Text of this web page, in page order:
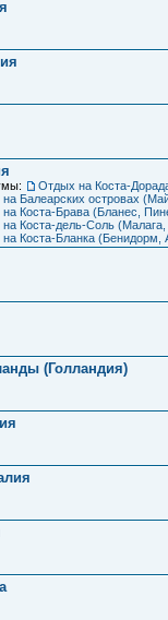
Отдых на Коста-
Балеарских островах
Коста-Брава (Бланес,
Коста-дель-Соль
Коста-Бланка (Бенидорм,
(Голландия)